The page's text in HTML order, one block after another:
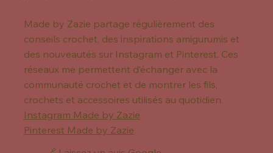
Made by Zazie partage régulièrement des
conseils crochet, des inspirations amigurumis et
des nouveautés sur Instagram et Pinterest. Ces
réseaux me permettent d’échanger avec la
communauté crochet et de montrer les fils,
crochets et accessoires utilisés au quotidien.
Instagram Made by Zazie
Pinterest Made by Zazie